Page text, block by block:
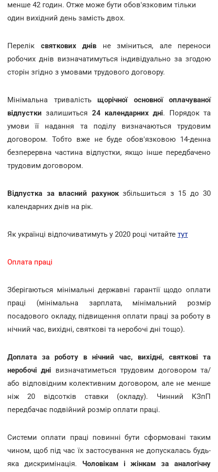
менше 42 годин. Отже може бути обов'язковим тільки
один вихідний день замість двох.
Перелік святкових днів не зміниться, але переноси
робочих днів визначатимуться індивідуально за згодою
сторін згідно з умовами трудового договору.
Мінімальна тривалість щорічної основної оплачуваної
відпустки залишиться 24 календарних дні. Порядок та
умови її надання та поділу визначаються трудовим
договором. Тобто вже не буде обов'язковою 14-денна
безперервна частина відпустки, якщо інше передбачено
трудовим договором.
Відпустка за власний рахунокзбільшиться з 15 до 30
календарних днів на рік.
Як українці відпочиватимуть у 2020 році читайте тут
Оплата праці
Зберігаються мінімальні державні гарантії щодо оплати
праці (мінімальна зарплата, мінімальний розмір
посадового окладу, підвищення оплати праці за роботу в
нічний час, вихідні, святкові та неробочі дні тощо).
Доплата за роботу в нічний час, вихідні, святкові та
неробочі дні визначатиметься трудовим договором та/
або відповідним колективним договором, але не менше
ніж 20 відсотків ставки (окладу). Чинний КЗпП
передбачає подвійний розмір оплати праці.
Системи оплати праці повинні бути сформовані таким
чином, щоб під час їх застосування не допускалась будь-
яка дискримінація. Чоловікам і жінкам за аналогічну